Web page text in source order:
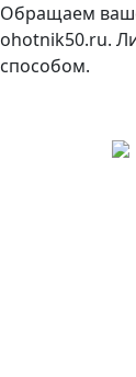
Обращаем
ohotnik50.ru.
способом.